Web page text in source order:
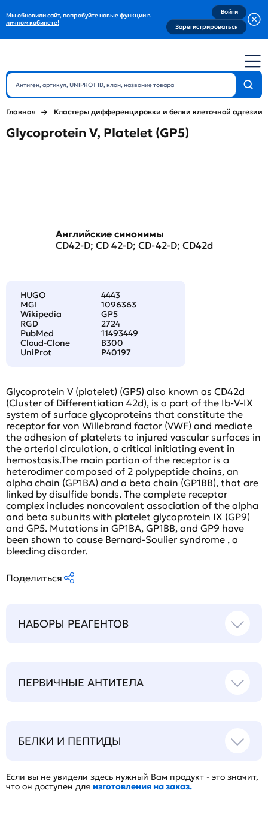
Мы обновили сайт, попробуйте новые функции в
личном кабинете!
Войти
Зарегистрироваться
Главная Кластеры дифференцировки и белки клеточной адгезии
Glycoprotein V, Platelet (GP5)
Английские синонимы
CD42-D; CD 42-D; CD-42-D; CD42d
HUGO
4443
MGI
1096363
Wikipedia
GP5
RGD
2724
PubMed
11493449
Cloud-Clone
B300
UniProt
P40197
Glycoprotein V (platelet) (GP5) also known as CD42d
(Cluster of Differentiation 42d), is a part of the Ib-V-IX
system of surface glycoproteins that constitute the
receptor for von Willebrand factor (VWF) and mediate
the adhesion of platelets to injured vascular surfaces in
the arterial circulation, a critical initiating event in
hemostasis.The main portion of the receptor is a
heterodimer composed of 2 polypeptide chains, an
alpha chain (GP1BA) and a beta chain (GP1BB), that are
linked by disulfide bonds. The complete receptor
complex includes noncovalent association of the alpha
and beta subunits with platelet glycoprotein IX (GP9)
and GP5. Mutations in GP1BA, GP1BB, and GP9 have
been shown to cause Bernard-Soulier syndrome , a
bleeding disorder.
Поделиться
НАБОРЫ РЕАГЕНТОВ
ПЕРВИЧНЫЕ АНТИТЕЛА
БЕЛКИ И ПЕПТИДЫ
Если вы не увидели здесь нужный Вам продукт - это значит,
что он доступен для изготовления на заказ.